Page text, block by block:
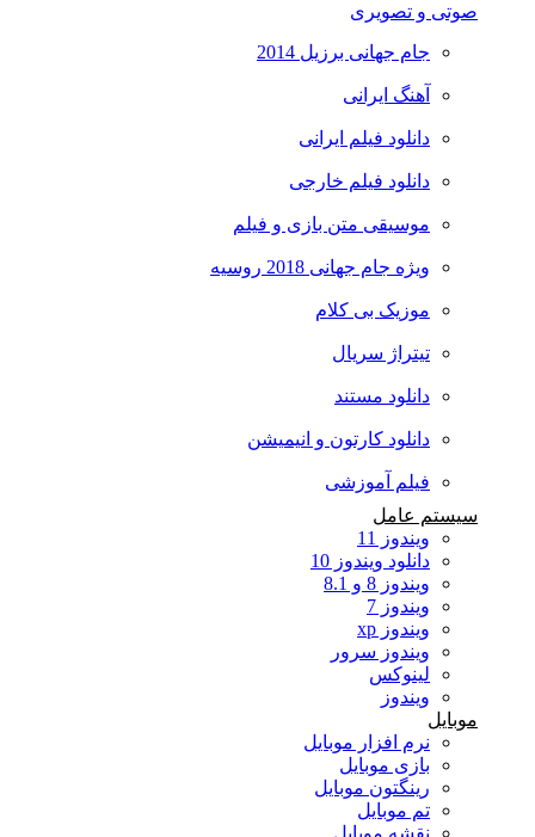
صوتی و تصویری
جام جهانی برزیل 2014
آهنگ ایرانی
دانلود فیلم ایرانی
دانلود فیلم خارجی
موسیقی متن بازی و فیلم
ویژه جام جهانی 2018 روسیه
موزیک بی کلام
تیتراژ سریال
دانلود مستند
دانلود کارتون و انیمیشن
فیلم آموزشی
سیستم عامل
ویندوز 11
دانلود ویندوز 10
ویندوز 8 و 8.1
ویندوز 7
ویندوز xp
ویندوز سرور
لینوکس
ویندوز
نرم افزار موبایل
بازی موبایل
رینگتون موبایل
تم موبایل
نقشه موبایل